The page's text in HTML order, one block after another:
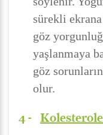
sürekli
göz
yaşlanmaya
göz
olur.
4 -